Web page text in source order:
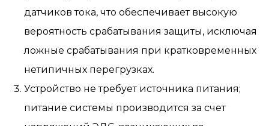
датчиков тока, что обеспечивает высокую
вероятность срабатывания защиты, исключая
ложные срабатывания при кратковременных
нетипичных перегрузках.
Устройство не требует источника питания;
питание системы производится за счет